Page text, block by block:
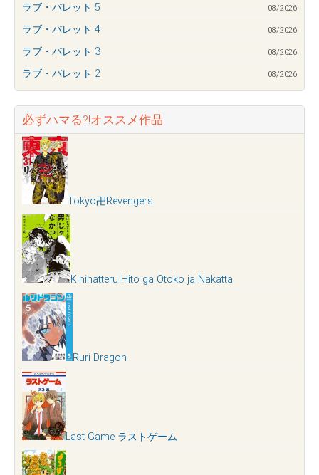
ラブ・バレット 5 08/2026
ラブ・バレット 4 08/2026
ラブ・バレット 3 08/2026
ラブ・バレット 2 08/2026
必ずハマる?!オススメ作品
Tokyo卍Revengers
Kininatteru Hito ga Otoko ja Nakatta
Ruri Dragon
Last Game ラストゲーム